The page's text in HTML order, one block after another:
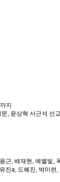
지
, 윤상혁 서근석 선
근, 배재현, 예별빛,
진a, 도혜진, 박미